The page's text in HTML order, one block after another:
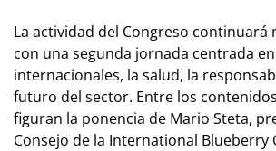
La actividad del Congreso continuará
con una segunda jornada centrada
internacionales, la salud, la
futuro del sector. Entre los
figuran la ponencia de Mario Steta,
Consejo de la International Blueberry